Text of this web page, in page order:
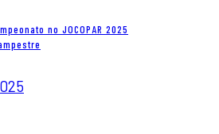
no JOCOPAR 2025